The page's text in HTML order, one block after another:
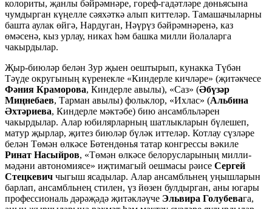
колориты, җанлы бәйрәмнәре, гореф-гадәтләре дөньясына
чумдырган күңелле сәяхәткә алып киттеләр. Тамашачыларны
башта аулак өйгә, Нардуган, Нәүрүз бәйрәмнәренә, каз
өмәсенә, кыз урлау, никах һәм башка милли йолаларга
чакырдылар.
Җыр-биюләр белән Зур җыен оештырып, кунакка Түбән
Тәүде округының күренекле «Киндерле кичләре» (җитәкчесе
Фәния Краморова, Киндерле авылы), «Саз» (Әбүзәр
Миңнебаев, Тарман авылы) фольклор, «Ихлас» (Альбина
Әхтәриева, Киндерле мәктәбе) бию ансамбльләрен
чакырдылар. Алар юбилярларның шатлыкларын бүлешеп,
матур җырлар, җитез биюләр бүләк иттеләр. Котлау сүзләре
белән Төмән өлкәсе Бөтендөнья татар конгрессы вәкиле
Ринат Насыйров, «Төмән өлкәсе белорусларының милли-
мәдәни автономиясе» иҗтимагый оешмасы рәисе Сергей
Стецкевич чыгыш ясадылар. Алар ансамбльнең уңышларын
барлап, ансамбльнең стилен, үз йөзен булдырган, аны югары
профессиональ дәрәҗәдә җитәкләүче Эльвира Голубевага,